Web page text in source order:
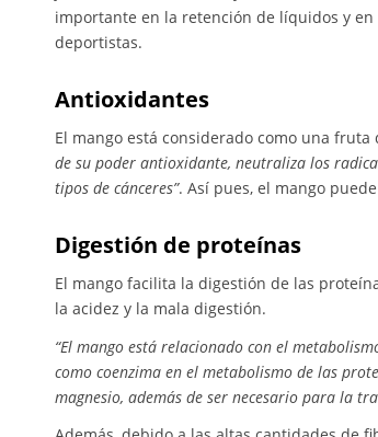
importante en la retención de líquidos y
deportistas.
Antioxidantes
El mango está considerado como una
de su poder antioxidante, neutraliza los
tipos de cánceres”. Así pues, el mango
Digestión de proteínas
El mango facilita la digestión de las
la acidez y la mala digestión.
“El mango está relacionado con el
como coenzima en el metabolismo de las
magnesio, además de ser necesario para la